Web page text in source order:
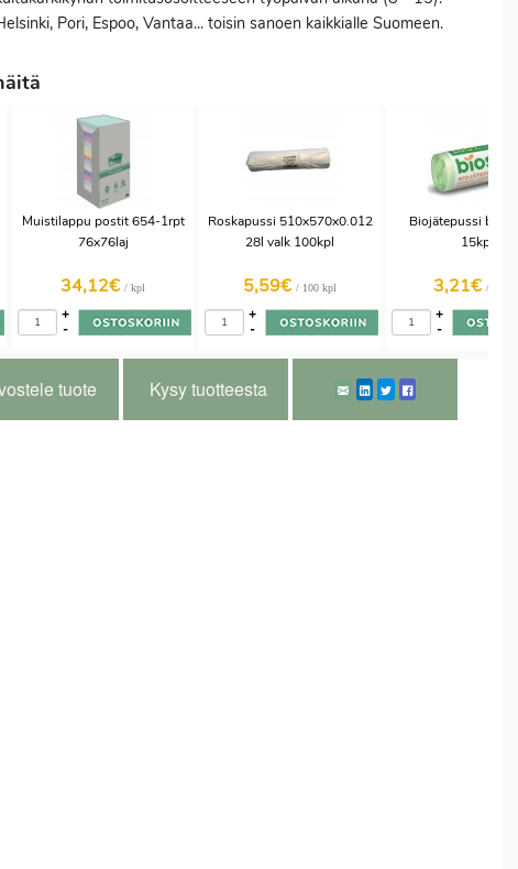
Pori, Espoo, Vantaa... toisin sanoen kaikkialle Suomeen.
Muistilappu postit 654-1rpt
76x76laj
34,12€ / kpl
-
+
Roskapussi 510x570x0.012
28l valk 100kpl
5,59€ / 100 kpl
-
+
Biojätepussi
15kpl
3,21€ / 15
-
+
tuote Kysy tuotteesta